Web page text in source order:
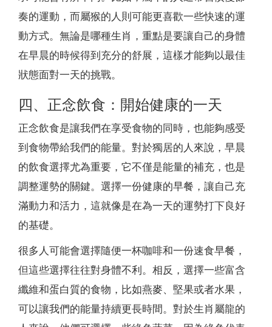
奏的運動，而屬猴的人則可能更喜歡一些快速的運
動方式。無論是哪種生肖，重點是要讓自己的身體
在早晨的時候得到充分的舒展，這樣才能夠以最佳
狀態面對一天的挑戰。
四、正念飲食：開始健康的一天
正念飲食是讓我們在享受食物的同時，也能夠感受
到食物帶給我們的能量。對於獨居的人來說，早晨
的飲食選擇尤為重要，它不僅是能量的補充，也是
調整運勢的關鍵。選擇一份健康的早餐，讓自己充
滿動力和活力，這就像是在為一天的運勢打下良好
的基礎。
很多人可能會選擇隨便一杯咖啡和一份速食早餐，
但這些選擇往往對身體不利。相反，選擇一些富含
纖維和蛋白質的食物，比如燕麥、堅果或者水果，
可以讓我們的能量持續更長時間。對於生肖屬龍的